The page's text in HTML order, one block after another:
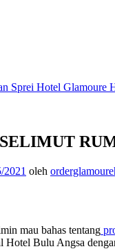
Sprei Hotel Glamoure
2021 oleh
mau bahas tentang
Hotel Bulu Angsa